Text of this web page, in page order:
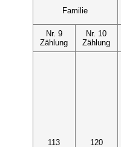
Familie
Nr. 9
Zählung
Nr. 10
Zählung
113 120